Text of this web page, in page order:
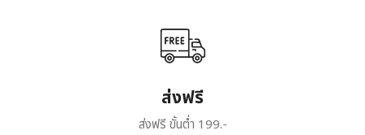
ส่งฟรี
ส่งฟรี ขั้นต่ำ 199.-